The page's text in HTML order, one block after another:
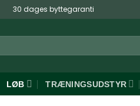
30 dages byttegaranti
LØB TRÆNINGSUDSTYR